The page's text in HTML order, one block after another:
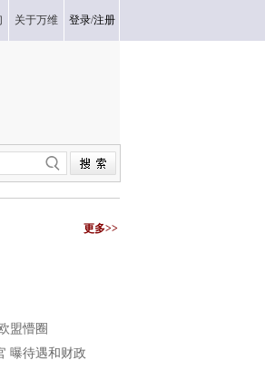
关于万维 登录/注册
更多>>
盟懵圈
曝待遇和财政